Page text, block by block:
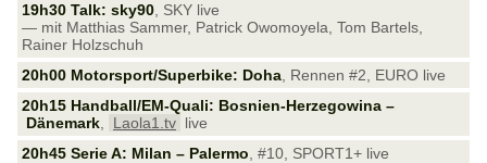
19h30 Talk: sky90 , SKY live
— mit Matthias Sammer, Patrick Owomoyela, Tom Bartels,
Rainer Holzschuh
20h00 Motorsport/Superbike: Doha , Rennen #2, EURO live
20h15 Handball/EM-Quali: Bosnien-Herzegowina –
Dänemark
Laola1.tv live
20h45 Serie A: Milan – Palermo , #10, SPORT1+ live